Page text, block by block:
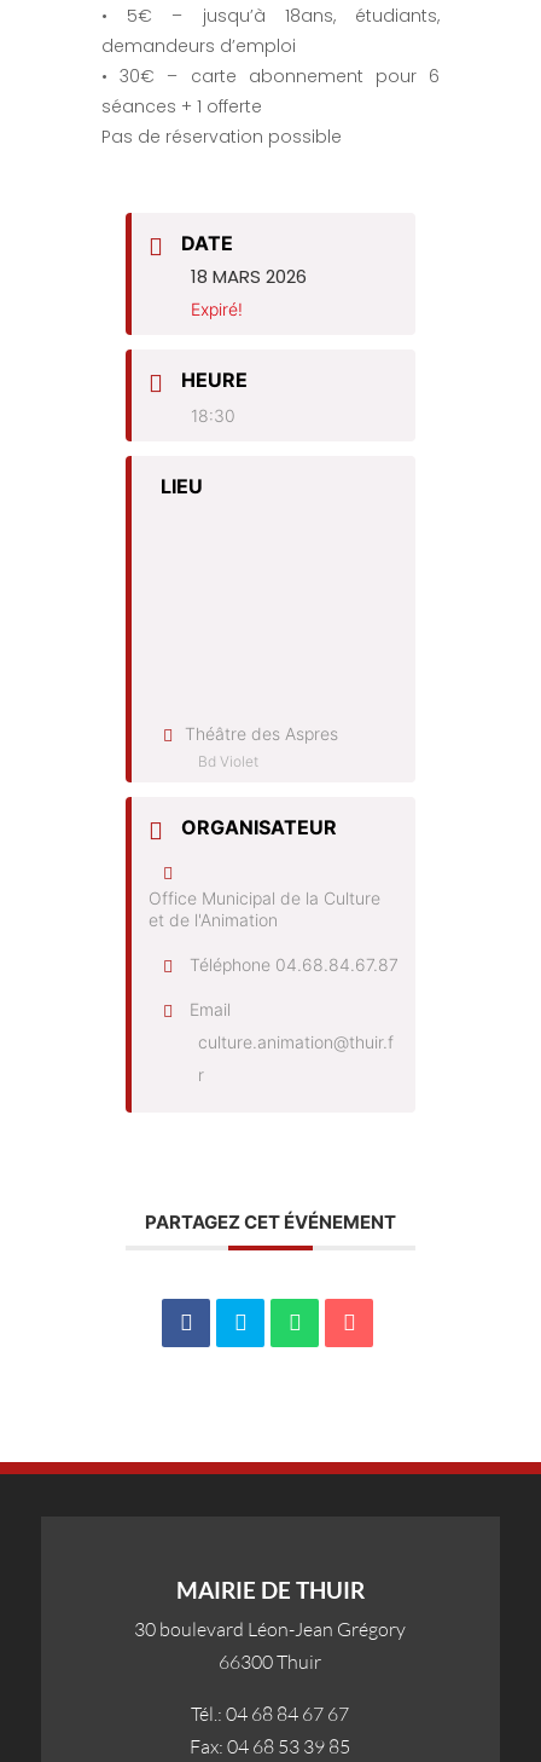
• 5€ – jusqu’à 18ans, étudiants,
demandeurs d’emploi
• 30€ – carte abonnement pour 6
séances + 1 offerte
Pas de réservation possible
DATE
18 MARS 2026
Expiré!
HEURE
18:30
LIEU
Théâtre des Aspres
Bd Violet
ORGANISATEUR
Office Municipal de la Culture
et de l'Animation
Téléphone 04.68.84.67.87
Email
culture.animation@thuir.f
r
PARTAGEZ CET ÉVÉNEMENT
MAIRIE DE THUIR
30 boulevard Léon-Jean Grégory
66300 Thuir
Tél.: 04 68 84 67 67
Fax: 04 68 53 39 85